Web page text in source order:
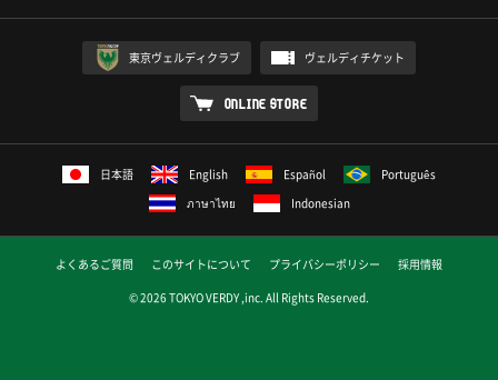
東京ヴェルディクラブ ヴェルディチケット
ONLINE STORE
日本語 English Español
Português
ภาษาไทย
Indonesian
よくあるご質問 このサイトについて プライバシーポリシー
採用情報
© 2026 TOKYO VERDY ,inc. All Rights Reserved.